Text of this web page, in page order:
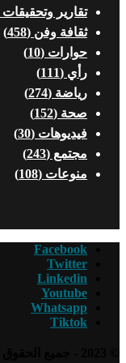
تقارير وتحقيقات
ثقافة وفن (458)
حوارات (10)
رأي (111)
رياضة (274)
صحة (152)
فيديوهات (30)
مجتمع (243)
منوعات (108)
Facebook
Twitter
Linkedin
Youtube
Whatsapp
Tiktok